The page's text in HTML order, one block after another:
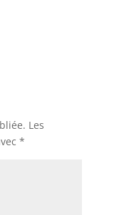
Les
*